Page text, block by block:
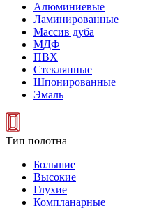
Алюминиевые
Ламинированные
Массив дуба
МДФ
ПВХ
Стеклянные
Шпонированные
Эмаль
Тип полотна
Большие
Высокие
Глухие
Компланарные